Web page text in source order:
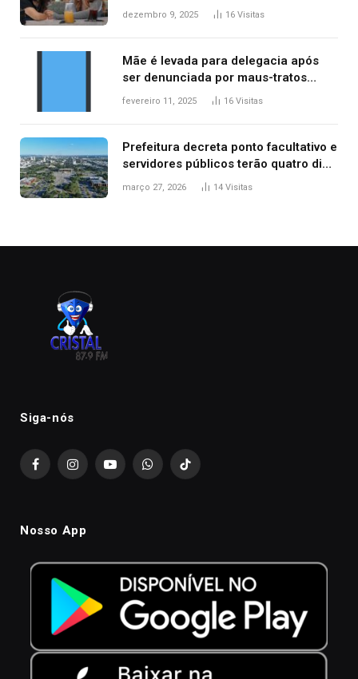
repercussão internacional
dezembro 9, 2025 16 Visitas
Mãe é levada para delegacia após
ser denunciada por maus-tratos
contra dois filhos, diz polícia
fevereiro 11, 2025 16 Visitas
Prefeitura decreta ponto facultativo e
servidores públicos terão quatro dias
de folga na Semana Santa
março 27, 2026 14 Visitas
Siga-nós
FacebookInstagramYouTubeWhatsAppTikTok
Nosso App